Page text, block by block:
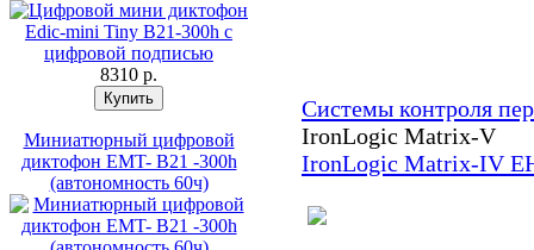
8310 p.
Миниатюрный цифровой
диктофон EMT- B21 -300h
(автономность 60ч)
Системы контроля
IronLogic Matrix-V
IronLogic Matrix-IV